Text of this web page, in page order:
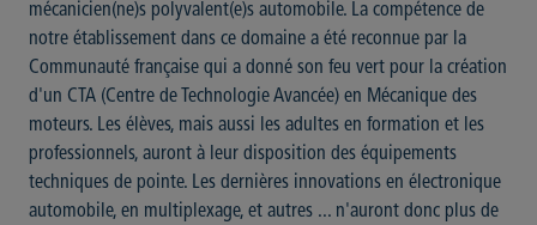
mécanicien(ne)s polyvalent(e)s automobile. La compétence de
notre établissement dans ce domaine a été reconnue par la
Communauté française qui a donné son feu vert pour la création
d'un CTA (Centre de Technologie Avancée) en Mécanique des
moteurs. Les élèves, mais aussi les adultes en formation et les
professionnels, auront à leur disposition des équipements
techniques de pointe. Les dernières innovations en électronique
automobile, en multiplexage, et autres ... n'auront donc plus de